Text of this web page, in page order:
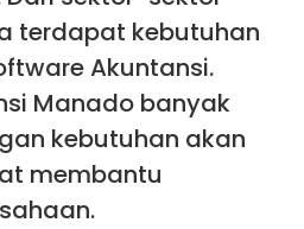
terdapat kebutuhan
Akuntansi.
Manado banyak
kebutuhan akan
membantu